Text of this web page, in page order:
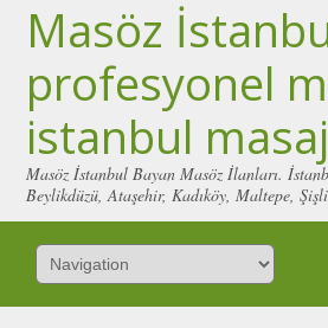
Masöz
profesyonel
istanbul
Masöz İstanbul Bayan Masöz İlanları.
Beylikdüzü, Ataşehir, Kadıköy, Maltepe, Şişli